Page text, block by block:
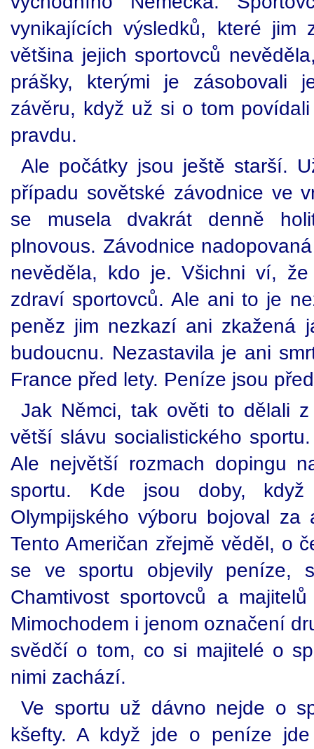
vynikajících výsledků, které jim
většina jejich sportovců
prášky, kterými je zásobovali
závěru, když už si o tom
pravdu.
Ale počátky jsou ještě starší.
případu sovětské závodnice ve
se musela dvakrát denně
plnovous. Závodnice
nevěděla, kdo je. Všichni ví,
zdraví sportovců. Ale ani to je
peněz jim nezkazí ani zkažená
budoucnu. Nezastavila je ani
France před lety. Peníze jsou
Jak Němci, tak ověti to dělali
větší slávu socialistického
Ale největší rozmach dopingu
sportu. Kde jsou doby, když
Olympijského výboru bojoval za
Tento Američan zřejmě věděl, o
se ve sportu objevily peníze,
Chamtivost sportovců a
Mimochodem i jenom označení
svědčí o tom, co si majitelé o
nimi zachází.
Ve sportu už dávno nejde o
kšefty. A když jde o peníze